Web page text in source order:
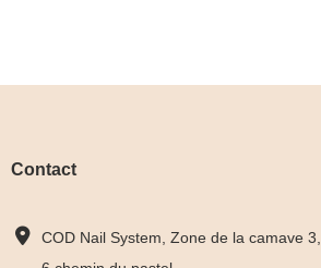
Contact
COD Nail System, Zone de la camave 3,